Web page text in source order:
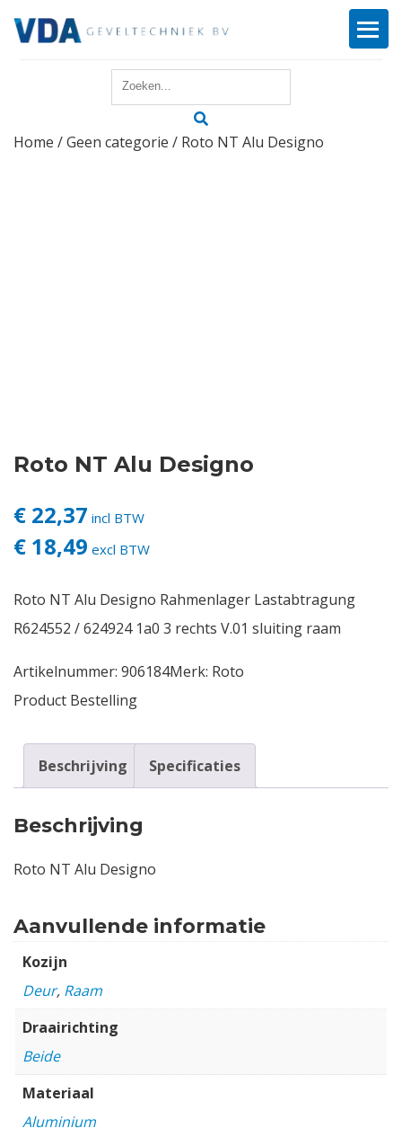
Reparatie
Vacatures
Home /Geen categorie / Roto NT Alu Designo
Roto NT Alu Designo
€ 22,37 incl BTW
€ 18,49 excl BTW
Roto NT Alu Designo Rahmenlager Lastabtragung
R624552 / 624924 1a0 3 rechts V.01 sluiting raam
Artikelnummer: 906184Merk: Roto
Product Bestelling
Beschrijving Specificaties
Beschrijving
Roto NT Alu Designo
Aanvullende informatie
Kozijn
Deur, Raam
Draairichting
Beide
Materiaal
Aluminium